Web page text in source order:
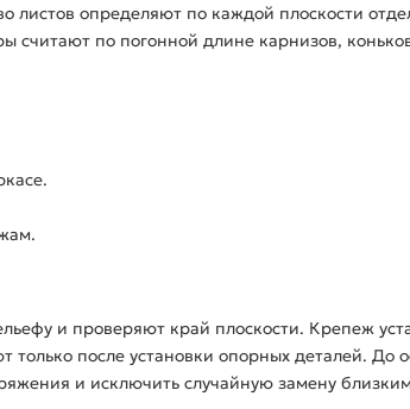
листов определяют по каждой плоскости
считают по погонной длине карнизов,
и проверяют край плоскости. Крепеж
после установки опорных деталей.
и исключить случайную замену